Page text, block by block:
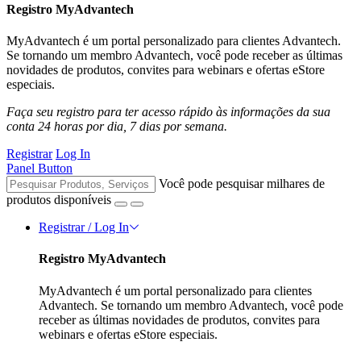
Registro MyAdvantech
MyAdvantech é um portal personalizado para clientes Advantech.
Se tornando um membro Advantech, você pode receber as últimas
novidades de produtos, convites para webinars e ofertas eStore
especiais.
Faça seu registro para ter acesso rápido às informações da sua
conta 24 horas por dia, 7 dias por semana.
Registrar Log In
Panel Button
Você pode pesquisar milhares de
produtos disponíveis
Registrar / Log In
Registro MyAdvantech
MyAdvantech é um portal personalizado para clientes
Advantech. Se tornando um membro Advantech, você pode
receber as últimas novidades de produtos, convites para
webinars e ofertas eStore especiais.